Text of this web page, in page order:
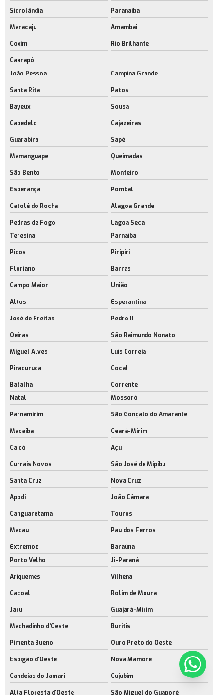
Sidrolândia Paranaíba
Maracaju Amambai
Coxim Rio Brilhante
Caarapó
João Pessoa
Campina Grande
Santa Rita Patos
Bayeux Sousa
Cabedelo Cajazeiras
Guarabira Sapé
Mamanguape Queimadas
São Bento Monteiro
Esperança Pombal
Catolé do Rocha Alagoa Grande
Pedras de Fogo
Lagoa Seca
Teresina
Parnaíba
Picos Piripiri
Floriano Barras
Campo Maior União
Altos Esperantina
José de Freitas Pedro II
Oeiras São Raimundo Nonato
Miguel Alves Luís Correia
Piracuruca Cocal
Batalha
Corrente
Natal
Mossoró
Parnamirim São Gonçalo do Amarante
Macaíba Ceará-Mirim
Caicó Açu
Currais Novos São José de Mipibu
Santa Cruz Nova Cruz
Apodi João Câmara
Canguaretama Touros
Macau Pau dos Ferros
Extremoz
Baraúna
Porto Velho
Ji-Paraná
Ariquemes Vilhena
Cacoal Rolim de Moura
Jaru Guajará-Mirim
Machadinho d'Oeste Buritis
Pimenta Bueno Ouro Preto do Oeste
Espigão d'Oeste Nova Mamoré
Candeias do Jamari Cujubim
Alta Floresta d'Oeste São Miguel do Guaporé